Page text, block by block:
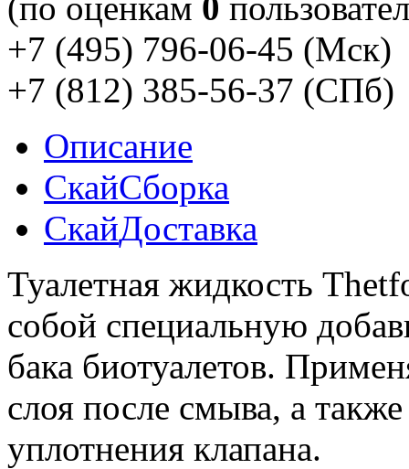
+7 (495) 796-06-45 (Мск)
+7 (812) 385-56-37 (СПб)
Описание
СкайСборка
СкайДоставка
Туалетная жидкость
собой специальную
бака биотуалетов.
слоя после смыва, а
уплотнения клапана.